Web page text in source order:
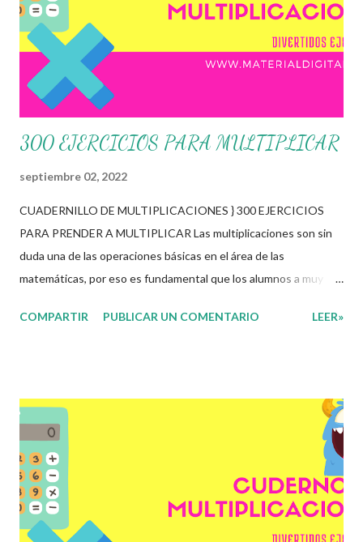
materiales son los adecuados para satisfacer o atender las
necesidades de sus alumnos son los docentes de cada grupo.
Gracias infinitas a todos ustedes por apoyar este espacio
educativo ya que es un detonante para seguir...
300 EJERCICIOS PARA MULTIPLICAR
septiembre 02, 2022
CUADERNILLO DE MULTIPLICACIONES } 300 EJERCICIOS
PARA PRENDER A MULTIPLICAR Las multiplicaciones son sin
duda una de las operaciones básicas en el área de las
matemáticas, por eso es fundamental que los alumnos a muy
todo que las disfruten, esto es muy importante ya que sin duda
trabajar de una manera mas entretenida con las multiplicaciones,
donde los alumnos aprenderán, repasaran y se divertirán
mientras trabajan, no obstante no debemos olvidar que estos
solo son unos materiales de apoyo a su trabajo docente y los
que deciden que materiales son los adecuados para satisfacer o
atender las necesidades de sus alumnos son los docentes de
COMPARTIR PUBLICAR UN COMENTARIO LEER»